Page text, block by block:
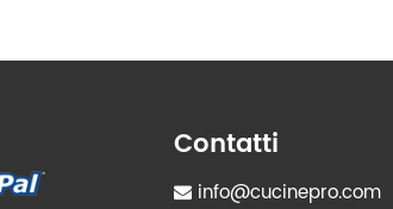
Contatti
info@cucinepro.com